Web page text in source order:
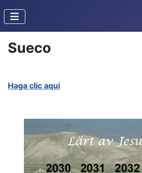
Sueco
Haga clic aquí